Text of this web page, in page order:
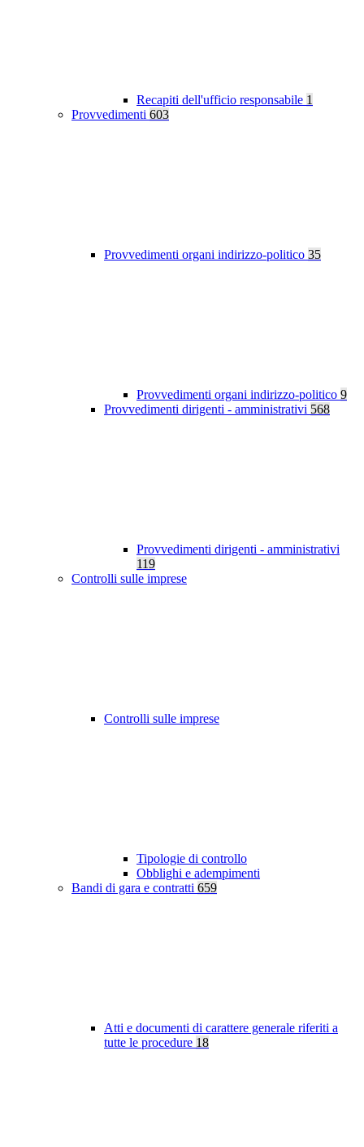
Recapiti dell'ufficio responsabile 1
Provvedimenti 603
Provvedimenti organi indirizzo-politico 35
Provvedimenti organi indirizzo-politico 9
Provvedimenti dirigenti - amministrativi 568
Provvedimenti dirigenti - amministrativi
119
Controlli sulle imprese
Controlli sulle imprese
Tipologie di controllo
Obblighi e adempimenti
Bandi di gara e contratti 659
Atti e documenti di carattere generale riferiti a
tutte le procedure 18